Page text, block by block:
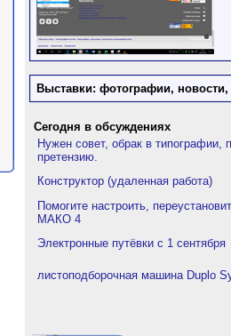
Выставки: фотографии, новости,
Сегодня в обсуждениях
Нужен совет, обрак в типографии,
претензию.
Конструктор (удаленная работа)
Помогите настроить,
МАКО 4
Электронные путёвки с 1 сентября
листоподборочная машина Duplo